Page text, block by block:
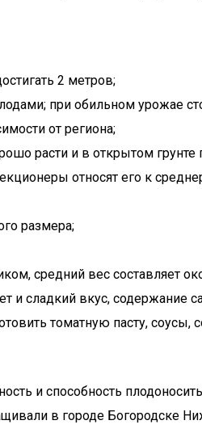
2 метров;
при обильном урожае
от региона;
расти и в открытом грунте
относят его к
размера;
средний вес составляет
и сладкий вкус, содержание
томатную пасту, соусы,
и способность
в городе Богородске